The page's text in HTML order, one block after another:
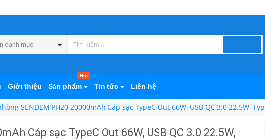
danh mục
Giới thiệu Sản phẩm
Hot
Tin tức Liên hệ
SENDEM PH20 20000mAh Cáp sạc TypeC Out 66W, USB QC 3.0 22.5W,
Cáp sạc TypeC Out 66W, USB QC 3.0 22.5W,